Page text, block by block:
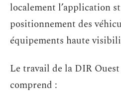
localement l’application
positionnement des
équipements haute
Le travail de la DIR
comprend :